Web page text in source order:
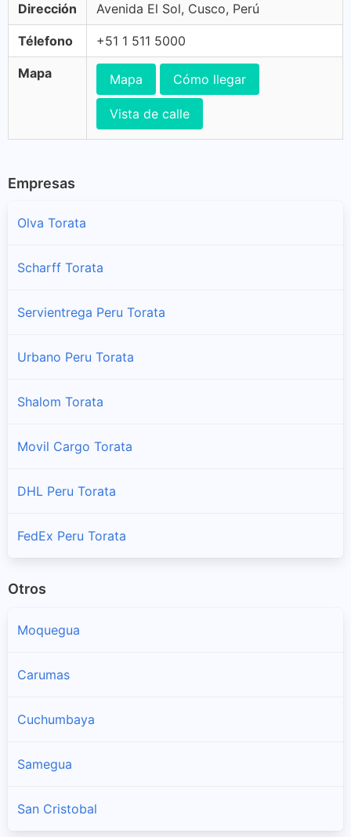
Dirección Avenida El Sol, Cusco, Perú
Télefono +51 1 511 5000
Mapa Mapa Cómo llegar
Vista de calle
Empresas
Olva Torata
Scharff Torata
Servientrega Peru Torata
Urbano Peru Torata
Shalom Torata
Movil Cargo Torata
DHL Peru Torata
FedEx Peru Torata
Otros
Moquegua
Carumas
Cuchumbaya
Samegua
San Cristobal